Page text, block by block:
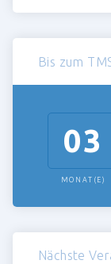
Bis zum
03
MONAT(E)
Nächste